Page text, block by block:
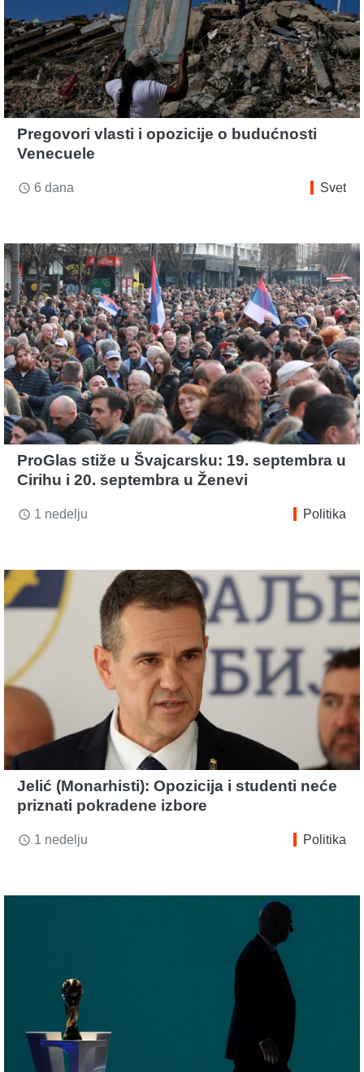
Pregovori vlasti i opozicije o budućnosti
Venecuele
access_time 6 dana Svet
ProGlas stiže u Švajcarsku: 19. septembra u
Cirihu i 20. septembra u Ženevi
access_time 1 nedelju Politika
Jelić (Monarhisti): Opozicija i studenti neće
priznati pokradene izbore
access_time 1 nedelju Politika